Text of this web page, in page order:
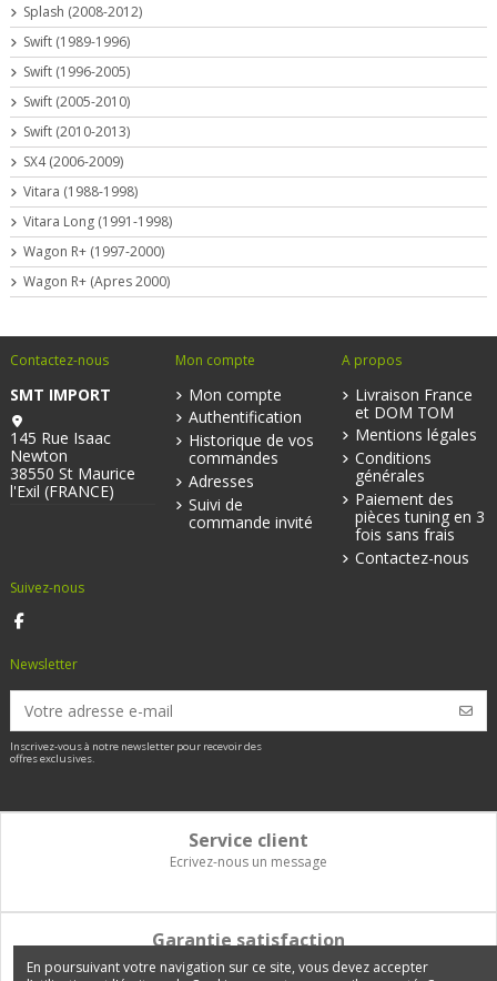
Splash (2008-2012)
Swift (1989-1996)
Swift (1996-2005)
Swift (2005-2010)
Swift (2010-2013)
SX4 (2006-2009)
Vitara (1988-1998)
Vitara Long (1991-1998)
Wagon R+ (1997-2000)
Wagon R+ (Apres 2000)
Contactez-nous
SMT IMPORT
145 Rue Isaac
Newton
38550 St Maurice
l'Exil (FRANCE)
Mon compte
Mon compte
Authentification
Historique de vos
commandes
Adresses
Suivi de
commande invité
A propos
Livraison France
et DOM TOM
Mentions légales
Conditions
générales
Paiement des
pièces tuning en 3
fois sans frais
Contactez-nous
Suivez-nous
Newsletter
Inscrivez-vous à notre newsletter pour recevoir des
offres exclusives.
Service client
Ecrivez-nous un message
Garantie satisfaction
Vous disposez de 14 jours pour changer d'avis et être remboursé
En poursuivant votre navigation sur ce site, vous devez accepter